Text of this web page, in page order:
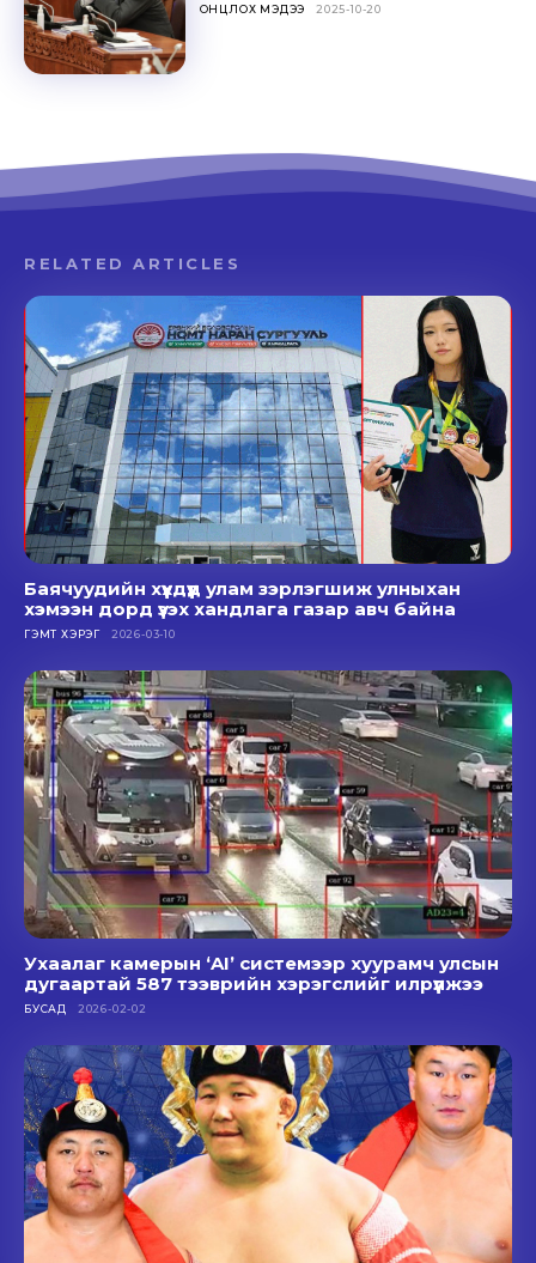
ОНЦЛОХ МЭДЭЭ 2025-10-20
RELATED ARTICLES
Баячуудийн хүүхдүүд улам зэрлэгшиж улныхан
хэмээн дорд үзэх хандлага газар авч байна
ГЭМТ ХЭРЭГ 2026-03-10
Ухаалаг камерын ‘AI’ системээр хуурамч улсын
дугаартай 587 тээврийн хэрэгслийг илрүүлжээ
БУСАД 2026-02-02